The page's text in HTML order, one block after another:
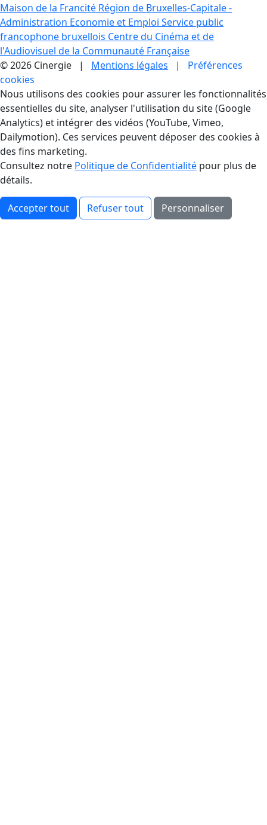
Maison de la Francité Région de Bruxelles-Capitale -
Administration Economie et Emploi Service public
francophone bruxellois Centre du Cinéma et de
l'Audiovisuel de la Communauté Française
© 2026 Cinergie | Mentions légales | Préférences
cookies
Gestion des Cookies
Nous utilisons des cookies pour assurer les fonctionnalités
essentielles du site, analyser l'utilisation du site (Google
Analytics) et intégrer des vidéos (YouTube, Vimeo,
Dailymotion). Ces services peuvent déposer des cookies à
des fins marketing.
Consultez notre Politique de Confidentialité pour plus de
détails.
Accepter tout Refuser tout Personnaliser